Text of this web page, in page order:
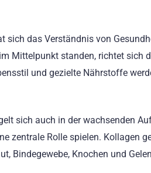
sich das Verständnis von
Mittelpunkt standen, richtet sich
und gezielte Nährstoffe
sich auch in der wachsenden
zentrale Rolle spielen. Kollagen
Bindegewebe, Knochen und